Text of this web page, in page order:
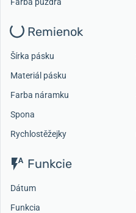
Farba puzdra
Remienok
Šírka pásku
Materiál pásku
Farba náramku
Spona
Rychlostěžejky
Funkcie
Dátum
Funkcia